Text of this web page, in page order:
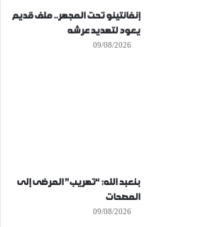
إنفانتينو تحت المجهر.. ملف قديم
يعود لتهديد عرشه
09/08/2026
بنعبد الله: “تهريب” المرضى إلى
المصحات
09/08/2026